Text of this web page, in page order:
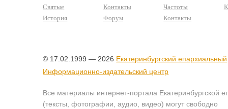
Святые
История
Контакты
Форум
Частоты
Контакты
© 17.02.1999 — 2026 Екатеринбургский епархиальный
Информационно-издательский центр
Все материалы интернет-портала Екатеринбургской
(тексты, фотографии, аудио, видео) могут свободно